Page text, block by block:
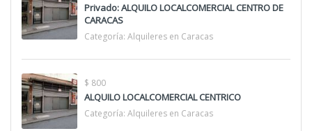
Privado: ALQUILO LOCALCOMERCIAL CENTRO DE
CARACAS
Categoría: Alquileres en Caracas
$ 800
ALQUILO LOCALCOMERCIAL CENTRICO
Categoría: Alquileres en Caracas